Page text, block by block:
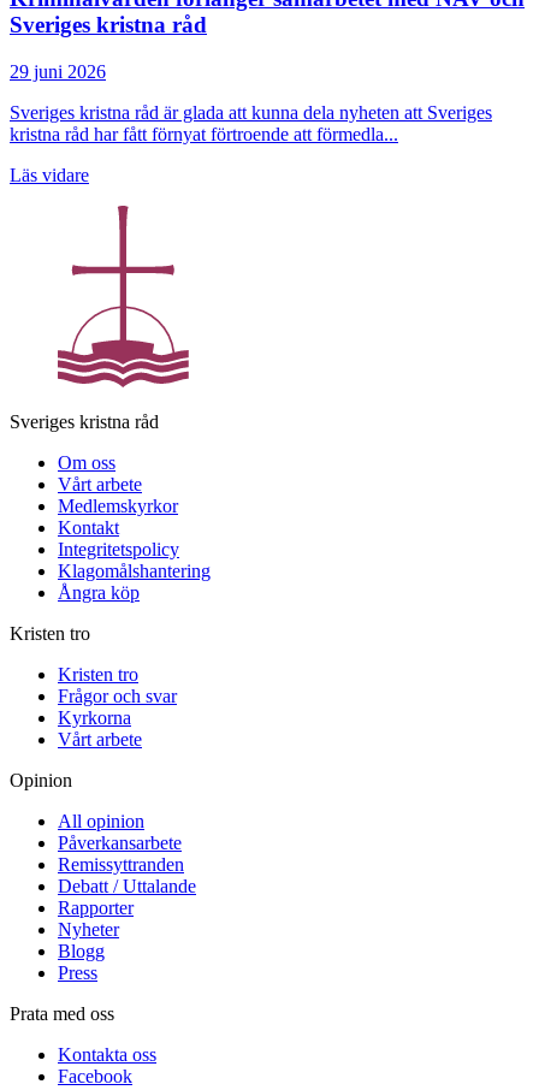
Sveriges kristna råd
29 juni 2026
Sveriges kristna råd är glada att kunna dela nyheten att Sveriges
kristna råd har fått förnyat förtroende att förmedla...
Läs vidare
Sveriges kristna råd
Om oss
Vårt arbete
Medlemskyrkor
Kontakt
Integritetspolicy
Klagomålshantering
Ångra köp
Kristen tro
Kristen tro
Frågor och svar
Kyrkorna
Vårt arbete
Opinion
All opinion
Påverkansarbete
Remissyttranden
Debatt / Uttalande
Rapporter
Nyheter
Blogg
Press
Prata med oss
Kontakta oss
Facebook